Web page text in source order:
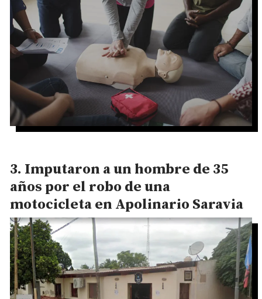
Imputaron a un hombre de 35
años por el robo de una
motocicleta en Apolinario Saravia